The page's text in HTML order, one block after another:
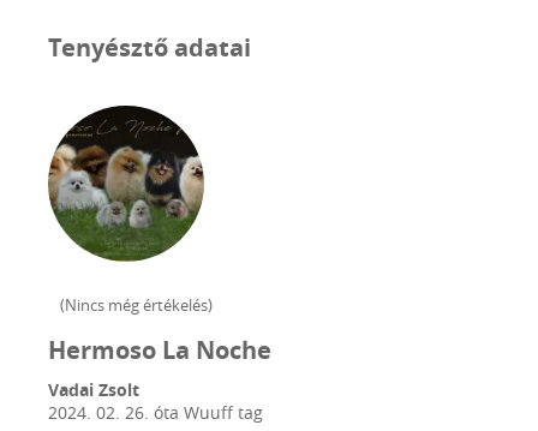
Tenyésztő adatai
(Nincs még értékelés)
Hermoso La Noche
Vadai Zsolt
2024. 02. 26. óta Wuuff tag